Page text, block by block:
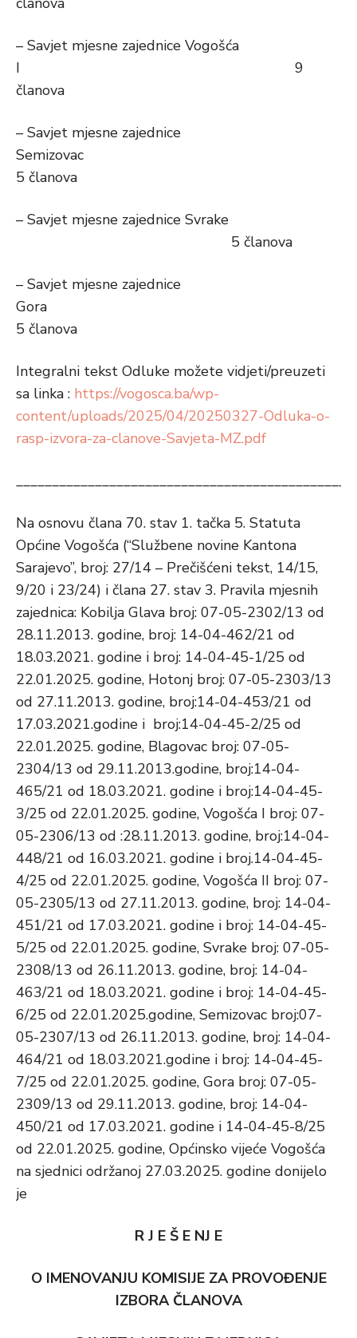
– Savjet mjesne zajednice Vogošća
I 9
članova
– Savjet mjesne zajednice
Semizovac
5 članova
– Savjet mjesne zajednice Svrake
5 članova
– Savjet mjesne zajednice
Gora
5 članova
Integralni tekst Odluke možete vidjeti/preuzeti
sa linka : https://vogosca.ba/wp-
content/uploads/2025/04/20250327-Odluka-o-
rasp-izvora-za-clanove-Savjeta-MZ.pdf
Na osnovu člana 70. stav 1. tačka 5. Statuta
Općine Vogošća (“Službene novine Kantona
Sarajevo”, broj: 27/14 – Prečišćeni tekst, 14/15,
9/20 i 23/24) i člana 27. stav 3. Pravila mjesnih
zajednica: Kobilja Glava broj: 07-05-2302/13 od
28.11.2013. godine, broj: 14-04-462/21 od
18.03.2021. godine i broj: 14-04-45-1/25 od
22.01.2025. godine, Hotonj broj: 07-05-2303/13
od 27.11.2013. godine, broj:14-04-453/21 od
17.03.2021.godine i broj:14-04-45-2/25 od
22.01.2025. godine, Blagovac broj: 07-05-
2304/13 od 29.11.2013.godine, broj:14-04-
465/21 od 18.03.2021. godine i broj:14-04-45-
3/25 od 22.01.2025. godine, Vogošća I broj: 07-
05-2306/13 od :28.11.2013. godine, broj:14-04-
448/21 od 16.03.2021. godine i broj.14-04-45-
4/25 od 22.01.2025. godine, Vogošća II broj: 07-
05-2305/13 od 27.11.2013. godine, broj: 14-04-
451/21 od 17.03.2021. godine i broj: 14-04-45-
5/25 od 22.01.2025. godine, Svrake broj: 07-05-
2308/13 od 26.11.2013. godine, broj: 14-04-
463/21 od 18.03.2021. godine i broj: 14-04-45-
6/25 od 22.01.2025.godine, Semizovac broj:07-
05-2307/13 od 26.11.2013. godine, broj: 14-04-
464/21 od 18.03.2021.godine i broj: 14-04-45-
7/25 od 22.01.2025. godine, Gora broj: 07-05-
2309/13 od 29.11.2013. godine, broj: 14-04-
450/21 od 17.03.2021. godine i 14-04-45-8/25
od 22.01.2025. godine, Općinsko vijeće Vogošća
na sjednici održanoj 27.03.2025. godine donijelo
je
R J E Š E NJ E
O IMENOVANJU KOMISIJE ZA PROVOĐENJE
IZBORA ČLANOVA